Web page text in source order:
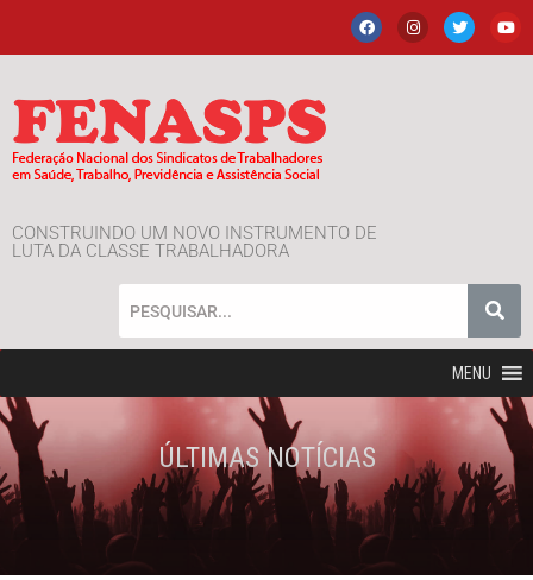
CONSTRUINDO UM NOVO INSTRUMENTO DE
LUTA DA CLASSE TRABALHADORA
MENU
ÚLTIMAS NOTÍCIAS